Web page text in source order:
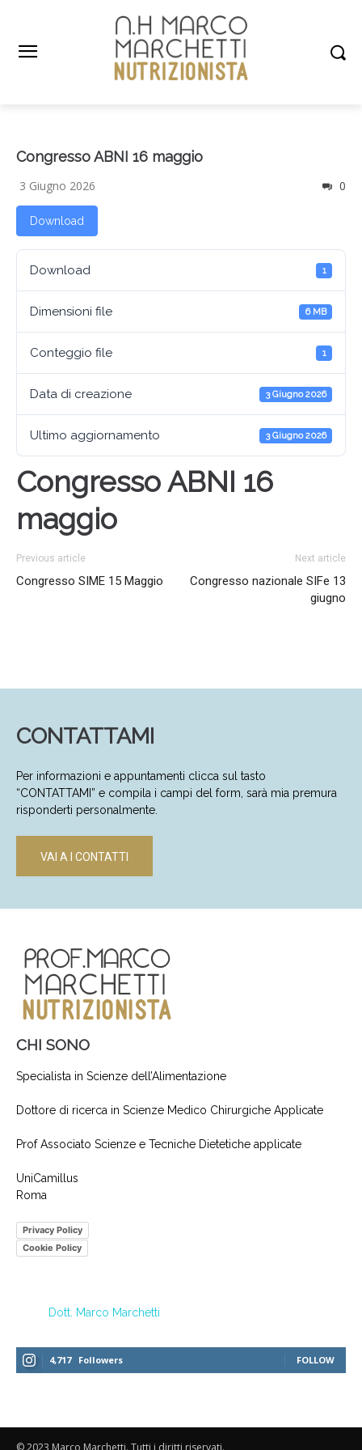
Congresso ABNI 16 maggio
3 Giugno 2026 0
Download
Download 1
Dimensioni file 6 MB
Conteggio file 1
Data di creazione 3 Giugno 2026
Ultimo aggiornamento 3 Giugno 2026
Congresso ABNI 16
maggio
Previous article
Congresso SIME 15 Maggio
Next article
Congresso nazionale SIFe 13
giugno
CONTATTAMI
Per informazioni e appuntamenti clicca sul tasto
“CONTATTAMI” e compila i campi del form, sarà mia premura
risponderti personalmente.
VAI A I CONTATTI
CHI SONO
Specialista in Scienze dell’Alimentazione
Dottore di ricerca in Scienze Medico Chirurgiche Applicate
Prof Associato Scienze e Tecniche Dietetiche applicate
UniCamillus
Roma
Privacy Policy
Cookie Policy
Dott. Marco Marchetti
4,717 Followers FOLLOW
© 2023 Marco Marchetti. Tutti i diritti riservati.